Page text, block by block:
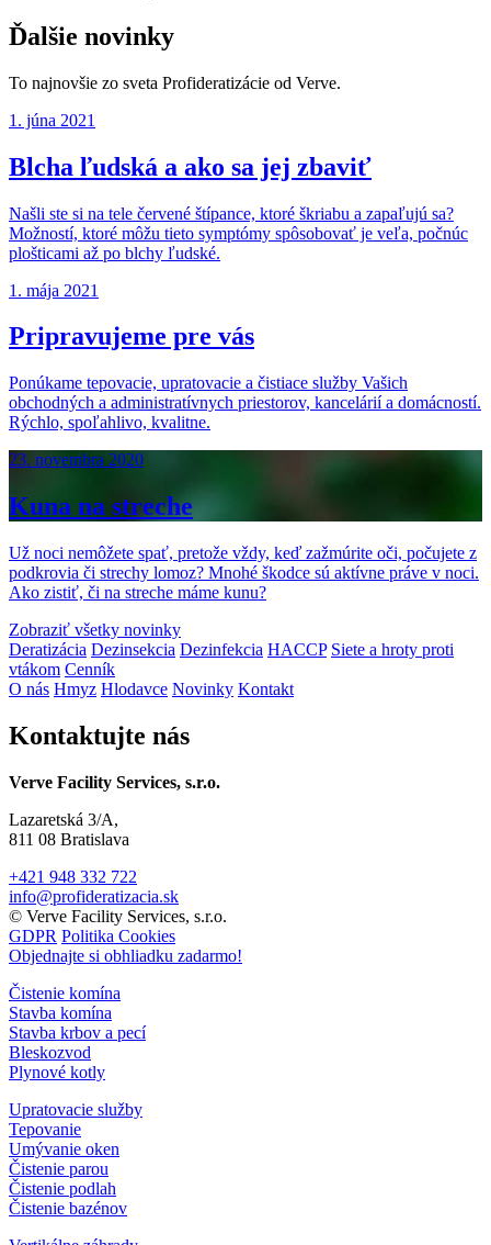
Ďalšie novinky
To najnovšie zo sveta Profideratizácie od Verve.
1. júna 2021
Blcha ľudská a ako sa jej zbaviť
Našli ste si na tele červené štípance, ktoré škriabu a zapaľujú sa?
Možností, ktoré môžu tieto symptómy spôsobovať je veľa, počnúc
plošticami až po blchy ľudské.
1. mája 2021
Pripravujeme pre vás
Ponúkame tepovacie, upratovacie a čistiace služby Vašich
obchodných a administratívnych priestorov, kancelárií a domácností.
Rýchlo, spoľahlivo, kvalitne.
23. novembra 2020
Kuna na streche
Už noci nemôžete spať, pretože vždy, keď zažmúrite oči, počujete z
podkrovia či strechy lomoz? Mnohé škodce sú aktívne práve v noci.
Ako zistiť, či na streche máme kunu?
Zobraziť všetky novinky
Deratizácia Dezinsekcia Dezinfekcia HACCP Siete a hroty proti
vtákom Cenník
O nás Hmyz Hlodavce Novinky Kontakt
Kontaktujte nás
Verve Facility Services, s.r.o.
Lazaretská 3/A,
811 08 Bratislava
+421 948 332 722
info@profideratizacia.sk
© Verve Facility Services, s.r.o.
GDPR Politika Cookies
Objednajte si obhliadku zadarmo!
Čistenie komína
Stavba komína
Stavba krbov a pecí
Bleskozvod
Plynové kotly
Upratovacie služby
Tepovanie
Umývanie oken
Čistenie parou
Čistenie podlah
Čistenie bazénov